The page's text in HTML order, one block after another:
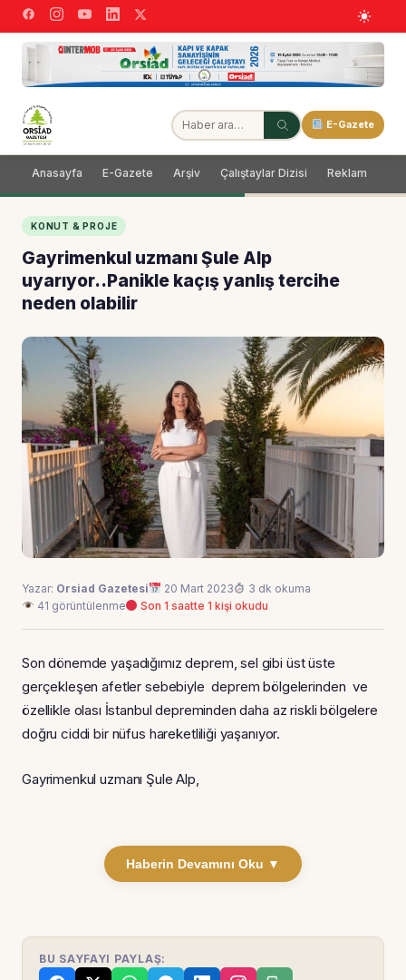
E-Gazete
Anasayfa E-Gazete Arşiv Çalıştaylar Dizisi Reklam
KONUT & PROJE
Gayrimenkul uzmanı Şule Alp
uyarıyor..Panikle kaçış yanlış tercihe
neden olabilir
Yazar: Orsiad Gazetesi 20 Mart 2023
3 dk okuma
41 görüntülenme
Son 1 saatte 1 kişi okudu
Son dönemde yaşadığımız deprem, sel gibi üst üste
gerçekleşen afetler sebebiyle deprem bölgelerinden ve
özellikle olası İstanbul depreminden daha az riskli bölgelere
doğru ciddi bir nüfus hareketliliği yaşanıyor.
Gayrimenkul uzmanı Şule Alp,
Haberin Devamını Oku ▼
BU SAYFAYI PAYLAŞ: